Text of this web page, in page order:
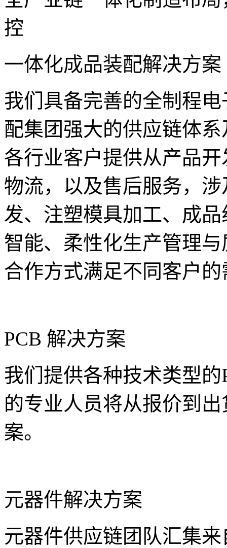
控
一体化成品装配解决方案
我们具备完善的全制程
配集团强大的供应链体
各行业客户提供从产品
物流，以及售后服务，
发、注塑模具加工、成
智能、柔性化生产管理
合作方式满足不同客户的
PCB 解决方案
我们提供各种技术类型
的专业人员将从报价到
案。
元器件解决方案
元器件供应链团队汇集